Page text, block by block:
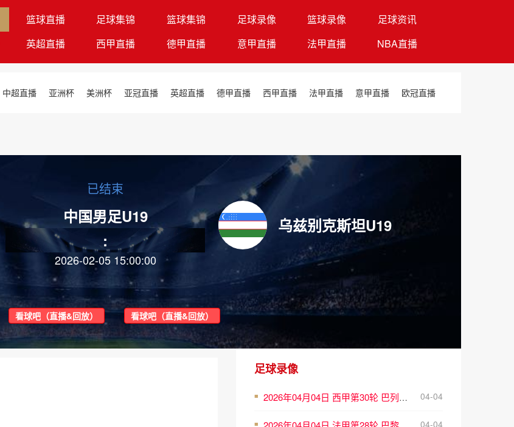
篮球直播 足球集锦 篮球集锦 足球录像 篮球录像
足球资讯
英超直播 西甲直播 德甲直播 意甲直播 法甲直播 NBA直播
中超直播 亚洲杯 美洲杯 亚冠直播 英超直播 德甲直播 西甲直播 法甲直播 意甲直播 欧冠直播
已结束
中国男足U19
:
2026-02-05 15:00:00
乌兹别克斯坦U19
看球吧（直播&回放） 看球吧（直播&回放）
足球录像
■ 2026年04月04日 西甲第30轮 巴列卡诺vs埃尔切 全场录像 04-04
■ 04-04